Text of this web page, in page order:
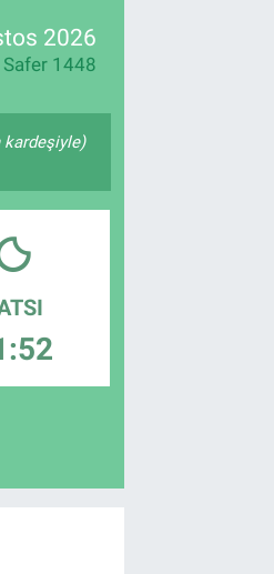
2026
1448
kardeşiyle)